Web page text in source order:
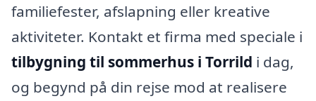
familiefester, afslapning eller kreative
aktiviteter. Kontakt et firma med speciale i
tilbygning til sommerhus i Torrild i dag,
og begynd på din rejse mod at realisere